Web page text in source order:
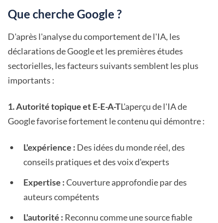
Que cherche Google ?
D'après l'analyse du comportement de l'IA, les
déclarations de Google et les premières études
sectorielles, les facteurs suivants semblent les plus
importants :
1. Autorité topique et E-E-A-TL'aperçu de l'IA de
Google favorise fortement le contenu qui démontre :
L'expérience : Des idées du monde réel, des
conseils pratiques et des voix d'experts
Expertise :Couverture approfondie par des
auteurs compétents
L'autorité : Reconnu comme une source fiable